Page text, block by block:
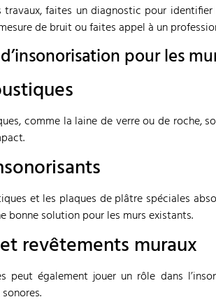
travaux, faites un diagnostic pour
de bruit ou faites appel à un
pour les
comme la laine de verre ou de roche,
et les plaques de plâtre spéciales
bonne solution pour les murs existants.
revêtements muraux
peut également jouer un rôle dans